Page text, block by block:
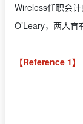
Wireless任职会
O’Leary，两人育
【Reference 1】